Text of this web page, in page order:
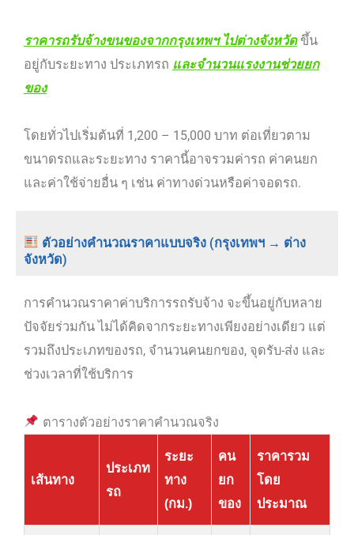
ราคารถรับจ้างขนของจากกรุงเทพฯ ไปต่างจังหวัดขึ้น
อยู่กับระยะทาง ประเภทรถ และจำนวนแรงงานช่วยยก
ของ
โดยทั่วไปเริ่มต้นที่ 1,200 – 15,000 บาท ต่อเที่ยวตาม
ขนาดรถและระยะทาง ราคานี้อาจรวมค่ารถ ค่าคนยก
และค่าใช้จ่ายอื่น ๆ เช่น ค่าทางด่วนหรือค่าจอดรถ.
ตัวอย่างคำนวณราคาแบบจริง (กรุงเทพฯ → ต่าง
จังหวัด)
การคำนวณราคาค่าบริการรถรับจ้าง จะขึ้นอยู่กับหลาย
ปัจจัยร่วมกัน ไม่ได้คิดจากระยะทางเพียงอย่างเดียว แต่
รวมถึงประเภทของรถ, จำนวนคนยกของ, จุดรับ-ส่ง และ
ช่วงเวลาที่ใช้บริการ
ตารางตัวอย่างราคาคำนวณจริง
เส้นทาง
ประเภท
รถ
ระยะ
ทาง
(กม.)
คน
ยก
ของ
ราคารวม
โดย
ประมาณ